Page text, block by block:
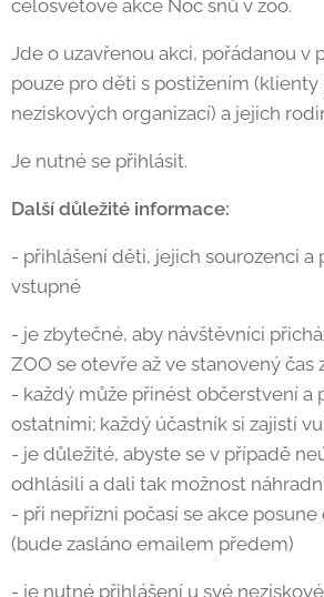
celosvětové akce Noc snů v zoo.
Jde o uzavřenou akci, pořádanou v
pouze pro děti s postižením (klienty
neziskových organizací) a jejich
Je nutné se přihlásit.
Další důležité informace:
- přihlášení děti, jejich sourozenci
vstupné
- je zbytečné, aby návštěvníci
ZOO se otevře až ve stanovený čas
- každý může přinést občerstvení a
ostatními; každý účastník si zajistí
- je důležité, abyste se v případě
odhlásili a dali tak možnost
- při nepřízni počasí se akce
(bude zasláno emailem předem)
- je nutné přihlášení u své